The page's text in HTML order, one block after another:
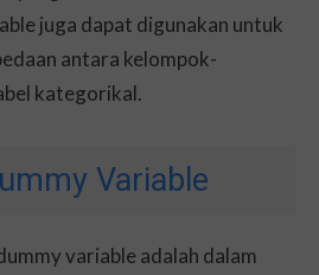
juga dapat digunakan untuk
antara kelompok-
kategorikal.
Variable
variable adalah dalam